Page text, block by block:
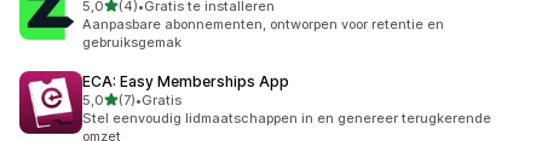
5,0van 5 sterren
(4)
4 recensies in totaal
•Gratis te installeren
Aanpasbare abonnementen, ontworpen voor retentie en
gebruiksgemak
ECA: Easy Memberships App
5,0van 5 sterren
(7)
7 recensies in totaal
•Gratis
Stel eenvoudig lidmaatschappen in en genereer terugkerende
omzet